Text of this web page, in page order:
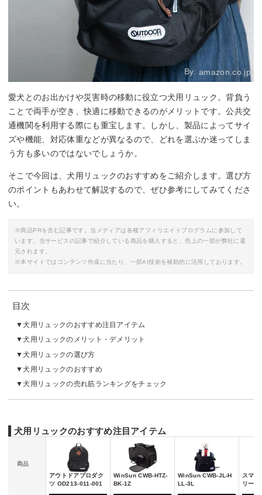
By:amazon.co.jp
愛犬とのお出かけや災害時の移動に役立つ犬用リュック。背負う
ことで両手が空き、快適に移動できるのがメリットです。公共交
通機関を利用する際にも重宝します。しかし、製品によってサイ
ズや機能、対応体重などが異なるので、どれを選ぶか迷ってしま
う方も多いのではないでしょうか。
そこで今回は、犬用リュックのおすすめをご紹介します。選び方
のポイントもあわせて解説するので、ぜひ参考にしてみてくださ
い。
※商品PRを含む記事です。当メディアは各種アフィリエイトプログラムに参加して
います。当サービスの記事で紹介している商品を購入すると、売上の一部が弊社に還
元されます。
※本サイトではコンテンツ作成に当たり、一部AI技術を補助的に活用しております。
目次
犬用リュックのおすすめ注目アイテム
犬用リュックのメリット・デメリット
犬用リュックの選び方
犬用リュックのおすすめ
犬用リュックの売れ筋ランキングをチェック
犬用リュックのおすすめ注目アイテム
商品
アウトドアプロダク
ツ OD213-011-001
WinSun CWB-HTZ-
BK-1Z
WinSun CWB-JL-H
LL-3L
スマリ
リー